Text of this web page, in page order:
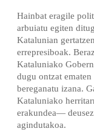
Hainbat eragile
arbuiatu egiten
Katalunian
errepresiboak.
Kataluniako
dugu ontzat
bereganatu izana.
Kataluniako
erakundea—
agindutakoa.